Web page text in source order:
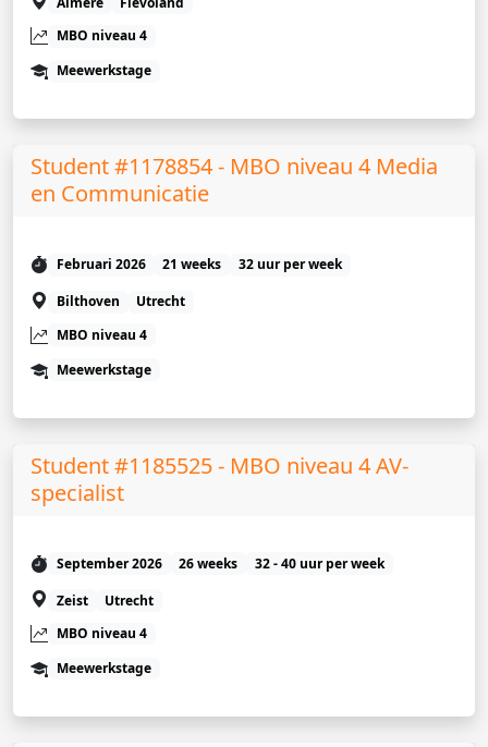
MBO niveau 4
Meewerkstage
Student #1178854 - MBO niveau 4 Media
en Communicatie
Februari 2026 21 weeks
32 uur per week
Bilthoven
Utrecht
MBO niveau 4
Meewerkstage
Student #1185525 - MBO niveau 4 AV-
specialist
September 2026 26 weeks
32 - 40 uur per week
Zeist
Utrecht
MBO niveau 4
Meewerkstage